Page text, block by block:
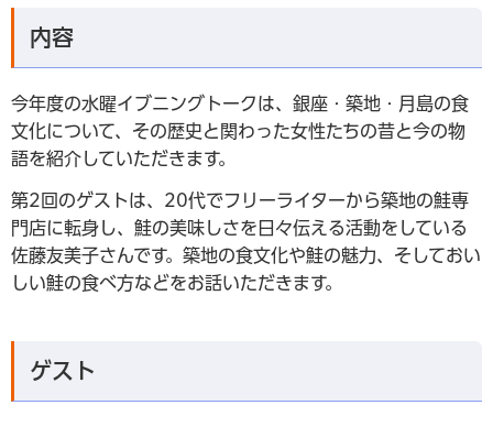
内容
今年度の水曜イブニングトークは、銀座・築地・月島の食
文化について、その歴史と関わった女性たちの昔と今の物
語を紹介していただきます。
第2回のゲストは、20代でフリーライターから築地の鮭専
門店に転身し、鮭の美味しさを日々伝える活動をしている
佐藤友美子さんです。築地の食文化や鮭の魅力、そしておい
しい鮭の食べ方などをお話いただきます。
ゲスト